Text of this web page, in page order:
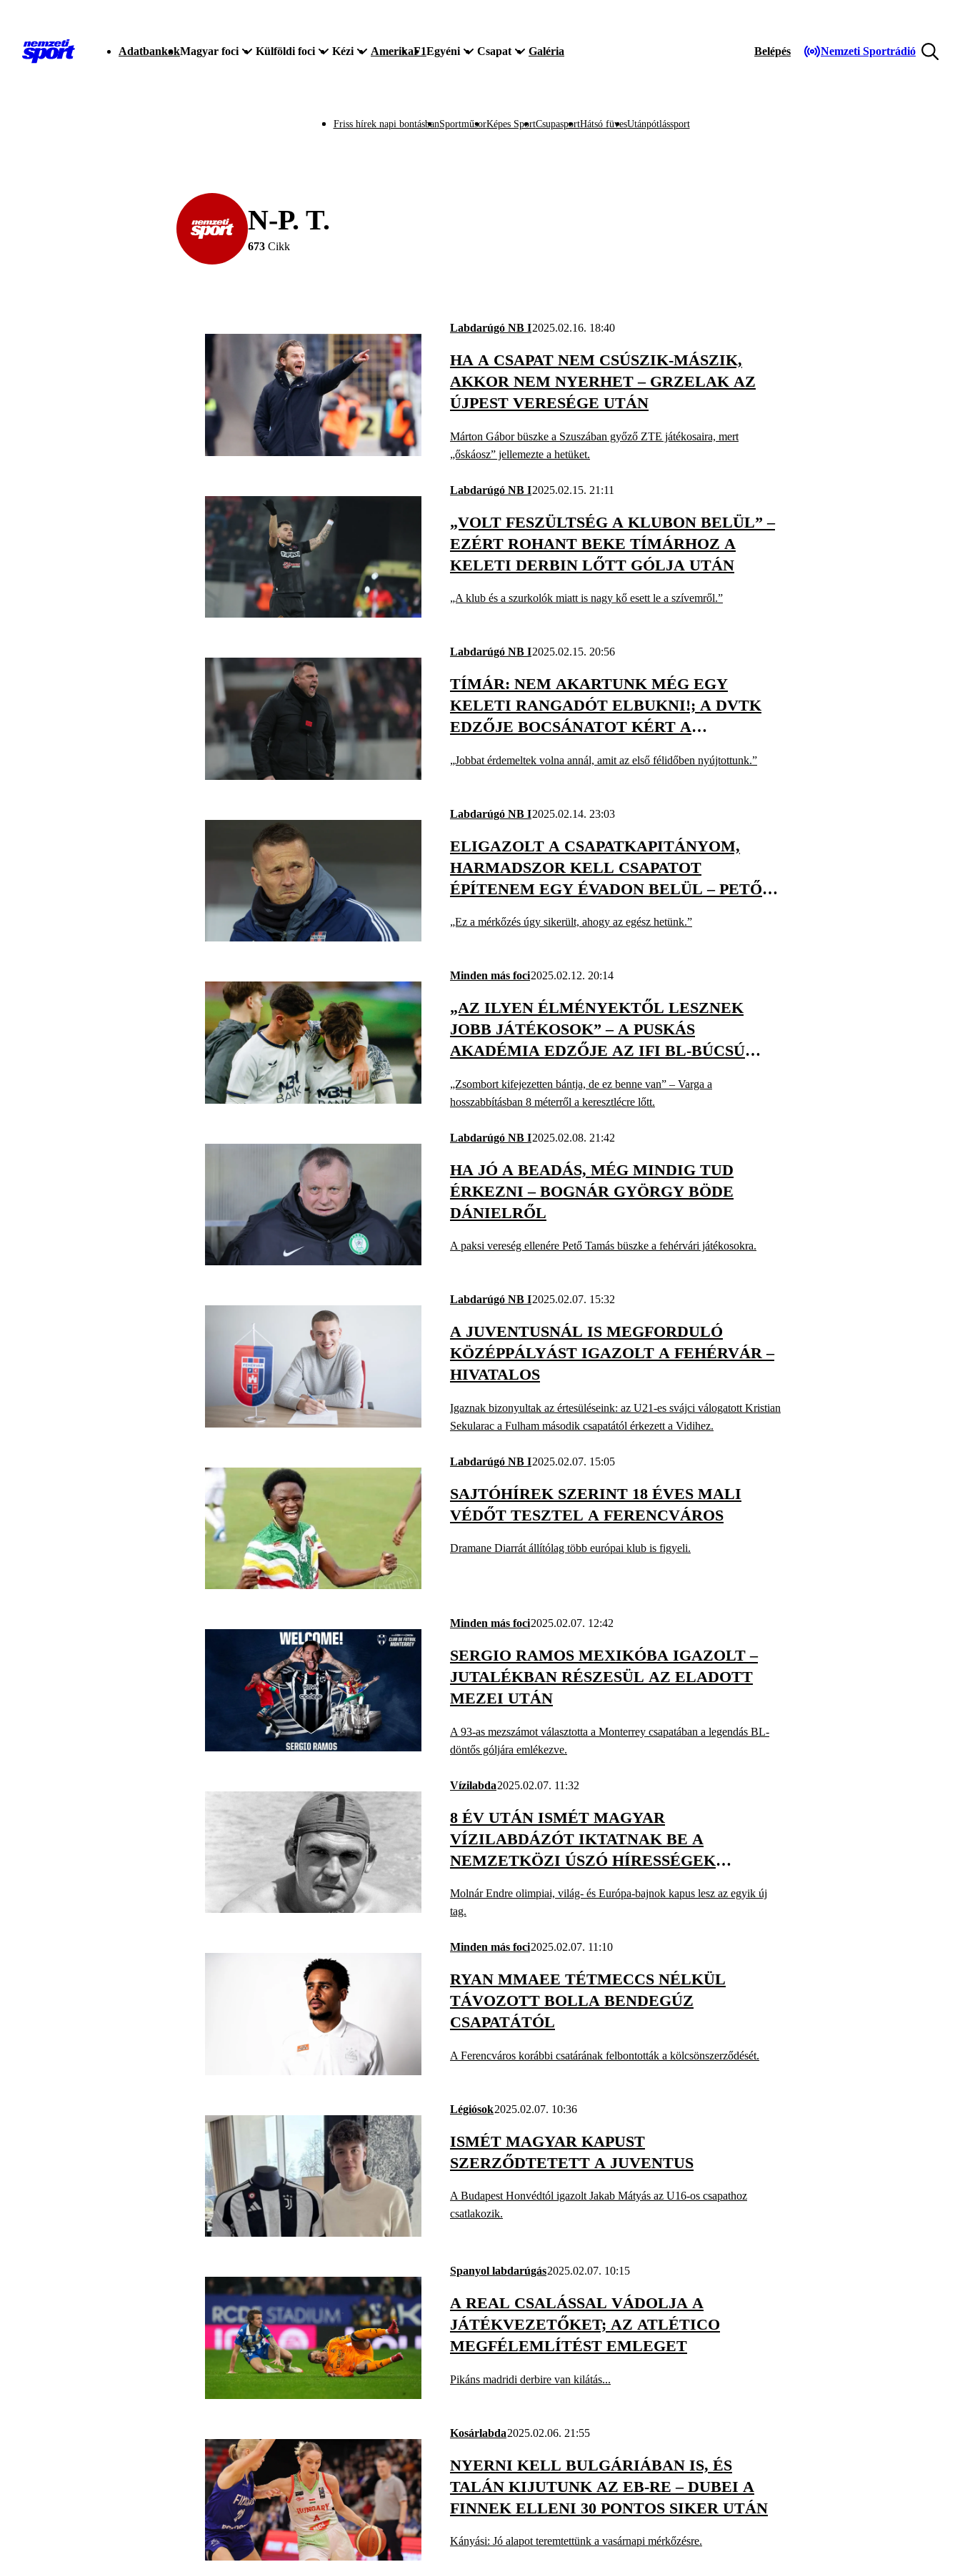
AdatbankokMagyar foci Külföldi foci Kézi AmerikaF1Egyéni Csapat Galéria Belépés Nemzeti Sportrádió
Friss hírek napi bontásbanSportműsorKépes SportCsupasportHátsó füvesUtánpótlássport
N-P. T.
673 Cikk
Labdarúgó NB I2025.02.16. 18:40
HA A CSAPAT NEM CSÚSZIK-MÁSZIK,
AKKOR NEM NYERHET – GRZELAK AZ
ÚJPEST VERESÉGE UTÁN
Márton Gábor büszke a Szuszában győző ZTE játékosaira, mert
„őskáosz” jellemezte a hetüket.
Labdarúgó NB I2025.02.15. 21:11
„VOLT FESZÜLTSÉG A KLUBON BELÜL” –
EZÉRT ROHANT BEKE TÍMÁRHOZ A
KELETI DERBIN LŐTT GÓLJA UTÁN
„A klub és a szurkolók miatt is nagy kő esett le a szívemről.”
Labdarúgó NB I2025.02.15. 20:56
TÍMÁR: NEM AKARTUNK MÉG EGY
KELETI RANGADÓT ELBUKNI!; A DVTK
EDZŐJE BOCSÁNATOT KÉRT A
„Jobbat érdemeltek volna annál, amit az első félidőben nyújtottunk.”
Labdarúgó NB I2025.02.14. 23:03
ELIGAZOLT A CSAPATKAPITÁNYOM,
HARMADSZOR KELL CSAPATOT
ÉPÍTENEM EGY ÉVADON BELÜL – PETŐ
„Ez a mérkőzés úgy sikerült, ahogy az egész hetünk.”
Minden más foci2025.02.12. 20:14
„AZ ILYEN ÉLMÉNYEKTŐL LESZNEK
JOBB JÁTÉKOSOK” – A PUSKÁS
AKADÉMIA EDZŐJE AZ IFI BL-BÚCSÚ
„Zsombort kifejezetten bántja, de ez benne van” – Varga a
hosszabbításban 8 méterről a keresztlécre lőtt.
Labdarúgó NB I2025.02.08. 21:42
HA JÓ A BEADÁS, MÉG MINDIG TUD
ÉRKEZNI – BOGNÁR GYÖRGY BÖDE
DÁNIELRŐL
A paksi vereség ellenére Pető Tamás büszke a fehérvári játékosokra.
Labdarúgó NB I2025.02.07. 15:32
A JUVENTUSNÁL IS MEGFORDULÓ
KÖZÉPPÁLYÁST IGAZOLT A FEHÉRVÁR –
HIVATALOS
Igaznak bizonyultak az értesüléseink: az U21-es svájci válogatott Kristian
Sekularac a Fulham második csapatától érkezett a Vidihez.
Labdarúgó NB I2025.02.07. 15:05
SAJTÓHÍREK SZERINT 18 ÉVES MALI
VÉDŐT TESZTEL A FERENCVÁROS
Dramane Diarrát állítólag több európai klub is figyeli.
Minden más foci2025.02.07. 12:42
SERGIO RAMOS MEXIKÓBA IGAZOLT –
JUTALÉKBAN RÉSZESÜL AZ ELADOTT
MEZEI UTÁN
A 93-as mezszámot választotta a Monterrey csapatában a legendás BL-
döntős góljára emlékezve.
Vízilabda2025.02.07. 11:32
8 ÉV UTÁN ISMÉT MAGYAR
VÍZILABDÁZÓT IKTATNAK BE A
NEMZETKÖZI ÚSZÓ HÍRESSÉGEK
Molnár Endre olimpiai, világ- és Európa-bajnok kapus lesz az egyik új
tag.
Minden más foci2025.02.07. 11:10
RYAN MMAEE TÉTMECCS NÉLKÜL
TÁVOZOTT BOLLA BENDEGÚZ
CSAPATÁTÓL
A Ferencváros korábbi csatárának felbontották a kölcsönszerződését.
Légiósok2025.02.07. 10:36
ISMÉT MAGYAR KAPUST
SZERZŐDTETETT A JUVENTUS
A Budapest Honvédtól igazolt Jakab Mátyás az U16-os csapathoz
csatlakozik.
Spanyol labdarúgás2025.02.07. 10:15
A REAL CSALÁSSAL VÁDOLJA A
JÁTÉKVEZETŐKET; AZ ATLÉTICO
MEGFÉLEMLÍTÉST EMLEGET
Pikáns madridi derbire van kilátás...
Kosárlabda2025.02.06. 21:55
NYERNI KELL BULGÁRIÁBAN IS, ÉS
TALÁN KIJUTUNK AZ EB-RE – DUBEI A
FINNEK ELLENI 30 PONTOS SIKER UTÁN
Kányási: Jó alapot teremtettünk a vasárnapi mérkőzésre.